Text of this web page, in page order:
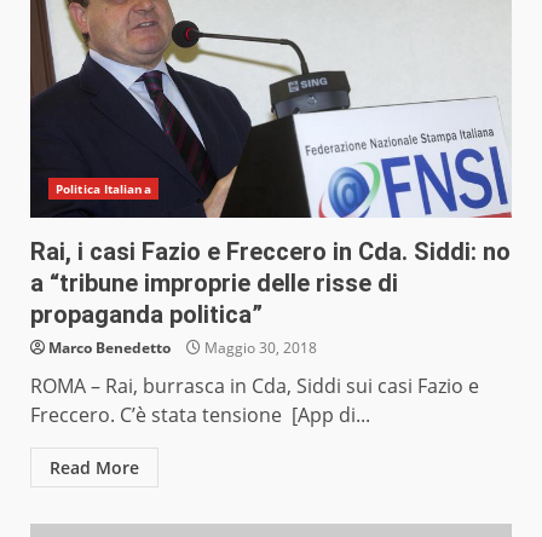
Politica Italiana
Rai, i casi Fazio e Freccero in Cda. Siddi: no
a “tribune improprie delle risse di
propaganda politica”
Marco Benedetto Maggio 30, 2018
ROMA – Rai, burrasca in Cda, Siddi sui casi Fazio e
Freccero. C’è stata tensione [App di...
Read More